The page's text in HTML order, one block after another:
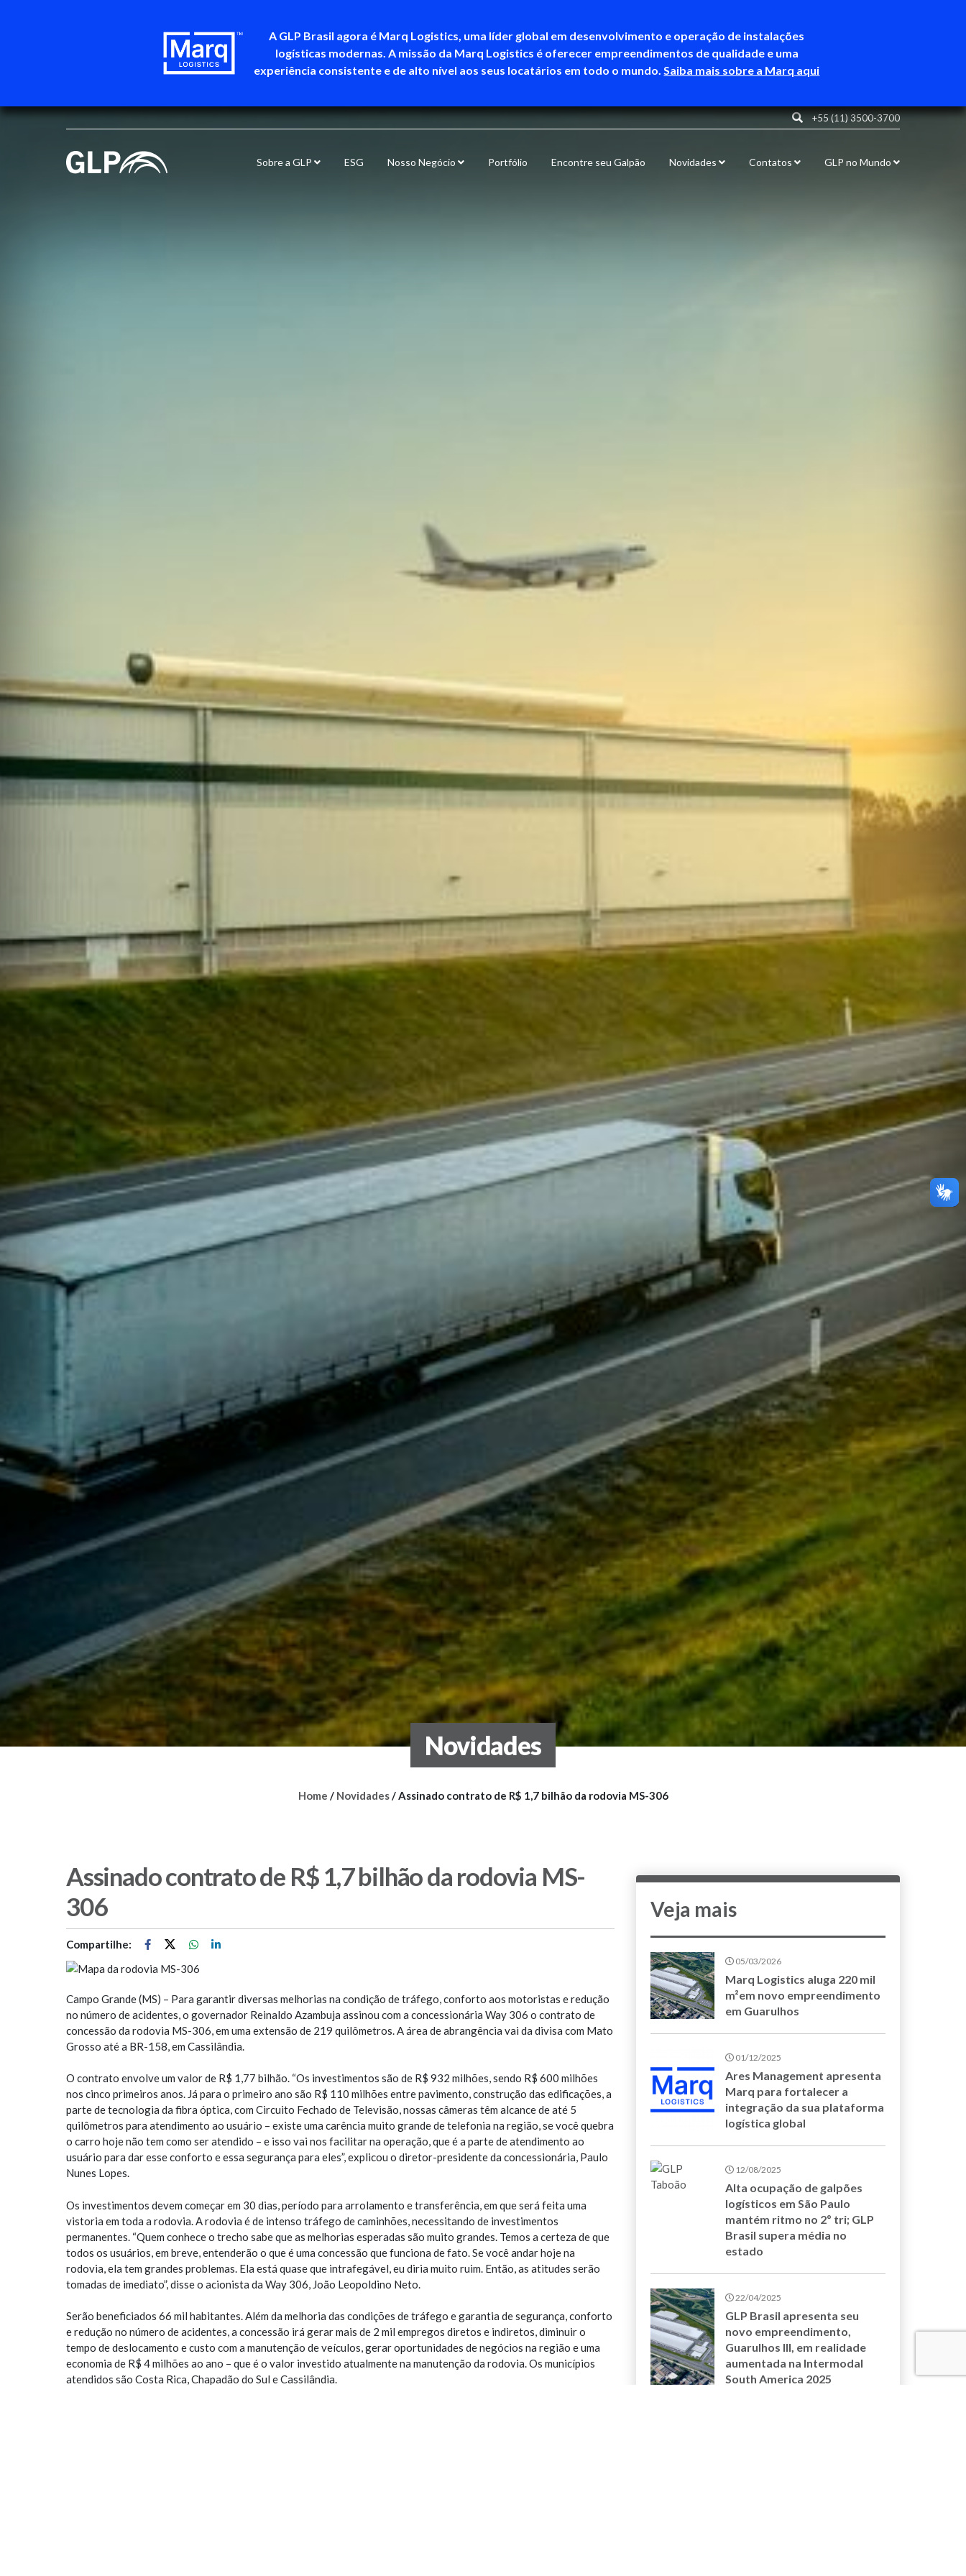
A GLP Brasil agora é Marq Logistics, uma líder global em desenvolvimento e operação de instalações
logísticas modernas. A missão da Marq Logistics é oferecer empreendimentos de qualidade e uma
experiência consistente e de alto nível aos seus locatários em todo o mundo. Saiba mais sobre a Marq aqui
+55 (11) 3500-3700
Sobre a GLP ESG Nosso Negócio Portfólio Encontre seu Galpão Novidades Contatos GLP no Mundo
Novidades
Home / Novidades/ Assinado contrato de R$ 1,7 bilhão da rodovia MS-306
Assinado contrato de R$ 1,7 bilhão da rodovia MS-
306
Compartilhe:
Campo Grande (MS) – Para garantir diversas melhorias na condição de tráfego, conforto aos motoristas e redução
no número de acidentes, o governador Reinaldo Azambuja assinou com a concessionária Way 306 o contrato de
concessão da rodovia MS-306, em uma extensão de 219 quilômetros. A área de abrangência vai da divisa com Mato
Grosso até a BR-158, em Cassilândia.
O contrato envolve um valor de R$ 1,77 bilhão. “Os investimentos são de R$ 932 milhões, sendo R$ 600 milhões
nos cinco primeiros anos. Já para o primeiro ano são R$ 110 milhões entre pavimento, construção das edificações, a
parte de tecnologia da fibra óptica, com Circuito Fechado de Televisão, nossas câmeras têm alcance de até 5
quilômetros para atendimento ao usuário – existe uma carência muito grande de telefonia na região, se você quebra
o carro hoje não tem como ser atendido – e isso vai nos facilitar na operação, que é a parte de atendimento ao
usuário para dar esse conforto e essa segurança para eles”, explicou o diretor-presidente da concessionária, Paulo
Nunes Lopes.
Os investimentos devem começar em 30 dias, período para arrolamento e transferência, em que será feita uma
vistoria em toda a rodovia. A rodovia é de intenso tráfego de caminhões, necessitando de investimentos
permanentes. “Quem conhece o trecho sabe que as melhorias esperadas são muito grandes. Temos a certeza de que
todos os usuários, em breve, entenderão o que é uma concessão que funciona de fato. Se você andar hoje na
rodovia, ela tem grandes problemas. Ela está quase que intrafegável, eu diria muito ruim. Então, as atitudes serão
tomadas de imediato”, disse o acionista da Way 306, João Leopoldino Neto.
Serão beneficiados 66 mil habitantes. Além da melhoria das condições de tráfego e garantia de segurança, conforto
e redução no número de acidentes, a concessão irá gerar mais de 2 mil empregos diretos e indiretos, diminuir o
tempo de deslocamento e custo com a manutenção de veículos, gerar oportunidades de negócios na região e uma
economia de R$ 4 milhões ao ano – que é o valor investido atualmente na manutenção da rodovia. Os municípios
atendidos são Costa Rica, Chapadão do Sul e Cassilândia.
Veja mais
05/03/2026
Marq Logistics aluga 220 mil
m²em novo empreendimento
em Guarulhos
01/12/2025
Ares Management apresenta
Marq para fortalecer a
integração da sua plataforma
logística global
12/08/2025
Alta ocupação de galpões
logísticos em São Paulo
mantém ritmo no 2º tri; GLP
Brasil supera média no
estado
22/04/2025
GLP Brasil apresenta seu
novo empreendimento,
Guarulhos III, em realidade
aumentada na Intermodal
South America 2025